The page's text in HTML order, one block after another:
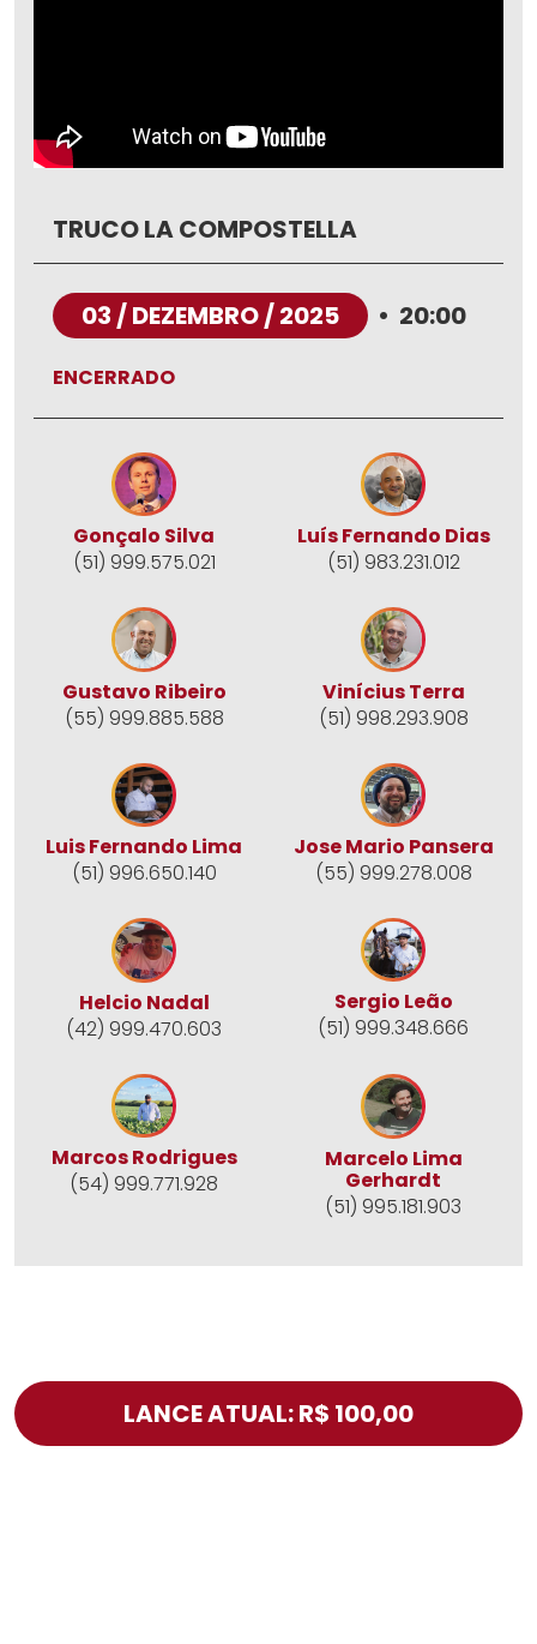
TRUCO LA COMPOSTELLA
03 / DEZEMBRO / 2025 • 20:00
ENCERRADO
Gonçalo Silva
(51) 999.575.021
Luís Fernando Dias
(51) 983.231.012
Gustavo Ribeiro
(55) 999.885.588
Vinícius Terra
(51) 998.293.908
Luis Fernando Lima
(51) 996.650.140
Jose Mario Pansera
(55) 999.278.008
Helcio Nadal
(42) 999.470.603
Sergio Leão
(51) 999.348.666
Marcos Rodrigues
(54) 999.771.928
Marcelo Lima
Gerhardt
(51) 995.181.903
LANCE ATUAL: R$ 100,00